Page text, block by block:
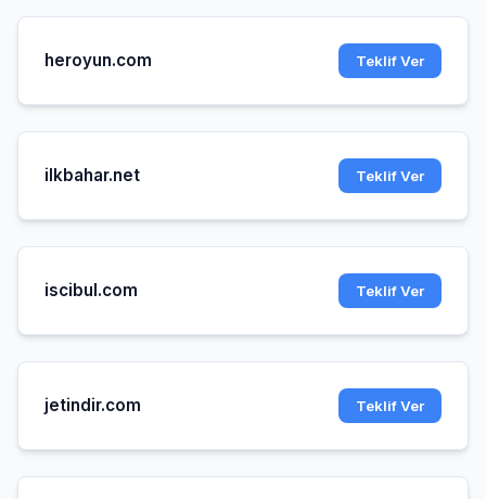
heroyun.com Teklif Ver
ilkbahar.net Teklif Ver
iscibul.com Teklif Ver
jetindir.com Teklif Ver